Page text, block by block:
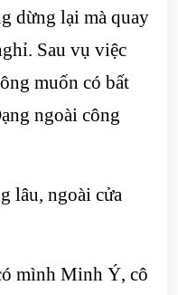
dừng lại mà quay
Sau vụ việc
muốn có bất
ngoài công
lâu, ngoài cửa
mình Minh Ý, cô